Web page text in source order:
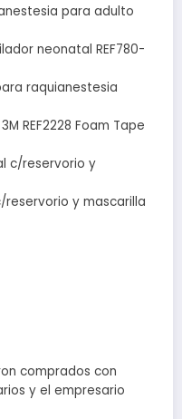
para adulto
neonatal REF780-
raquianestesia
REF2228 Foam Tape
c/reservorio y
reservorio y mascarilla
comprados con
y el empresario